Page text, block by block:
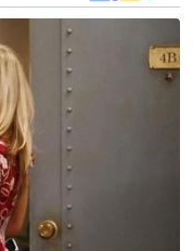
dipercayai
yang
RM3,000